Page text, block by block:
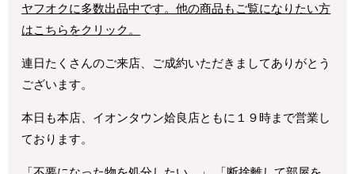
ヤフオクに多数出品中です。他の商品もご覧になりたい方
はこちらをクリック。
連日たくさんのご来店、ご成約いただきましてありがとう
ございます。
本日も本店、イオンタウン姶良店ともに１９時まで営業し
ております。